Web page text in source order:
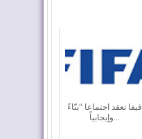
فيفا تعقد اجتماعا “بنّاءً